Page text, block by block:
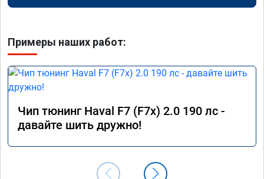
Примеры наших работ:
Чип тюнинг Haval F7 (F7x) 2.0 190 лс -
давайте шить дружно!